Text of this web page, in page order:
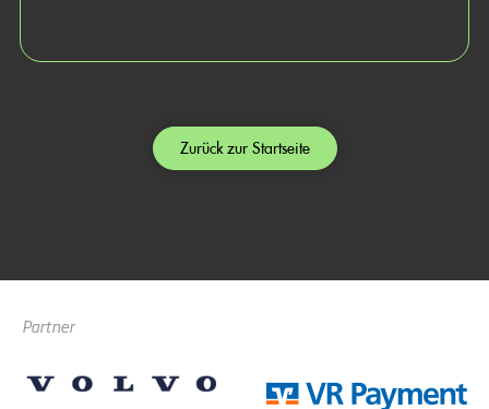
Zurück zur Startseite
Partner